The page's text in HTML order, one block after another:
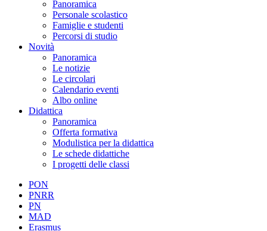
Panoramica
Personale scolastico
Famiglie e studenti
Percorsi di studio
Novità
Panoramica
Le notizie
Le circolari
Calendario eventi
Albo online
Didattica
Panoramica
Offerta formativa
Modulistica per la didattica
Le schede didattiche
I progetti delle classi
PON
PNRR
PN
MAD
Erasmus